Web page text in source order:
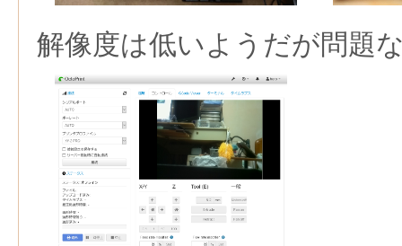
解像度は低いようだが問題